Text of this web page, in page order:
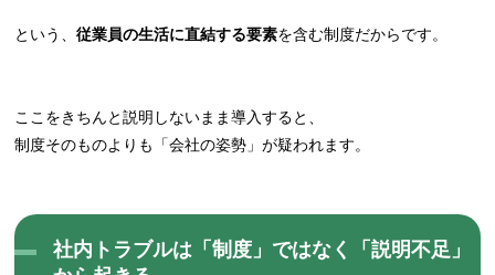
という、従業員の生活に直結する要素を含む制度だからです。
ここをきちんと説明しないまま導入すると、
制度そのものよりも「会社の姿勢」が疑われます。
社内トラブルは「制度」ではなく「説明不足」